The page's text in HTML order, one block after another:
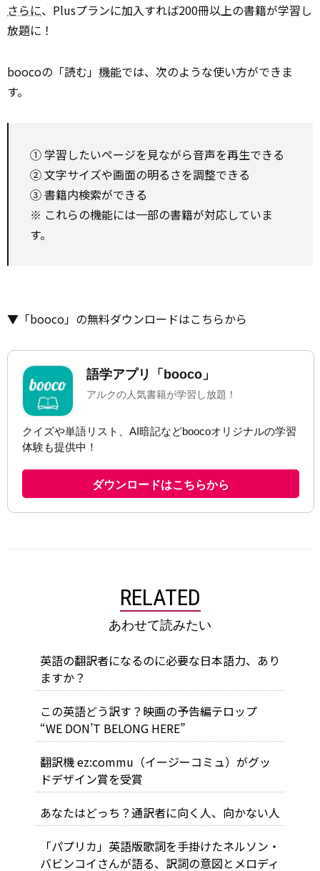
さらに、Plusプランに加入すれば200冊以上の書籍が学習し
放題に！
boocoの「読む」 機能では、次のような使い方ができま
す。
① 学習したいページを見ながら音声を再生できる
② 文字サイズや画面の明るさを調整できる
③ 書籍内検索ができる
※ これらの機能には一部の書籍が対応していま
す。
▼「booco」の無料ダウンロードはこちらから
RELATED
あわせて読みたい
英語の翻訳者になるのに必要な日本語力、あり
ますか？
この英語どう訳す？映画の予告編テロップ
“WE DON’T BELONG HERE”
翻訳機 ez:commu（イージーコミュ）がグッ
ドデザイン賞を受賞
あなたはどっち？通訳者に向く人、向かない人
「パプリカ」英語版歌詞を手掛けたネルソン・
バビンコイさんが語る、訳詞の意図とメロディ